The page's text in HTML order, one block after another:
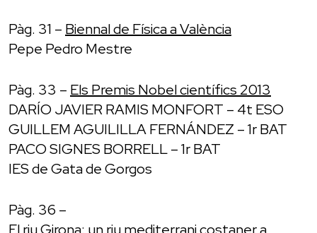
Pàg. 31 – Biennal de Física a València
Pepe Pedro Mestre
Pàg. 33 – Els Premis Nobel científics 2013
DARÍO JAVIER RAMIS MONFORT – 4t ESO
GUILLEM AGUILILLA FERNÁNDEZ – 1r BAT
PACO SIGNES BORRELL – 1r BAT
IES de Gata de Gorgos
Pàg. 36 –